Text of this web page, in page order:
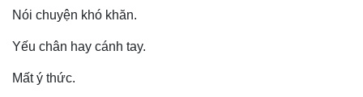
Nói chuyện khó khăn.
Yếu chân hay cánh tay.
Mất ý thức.